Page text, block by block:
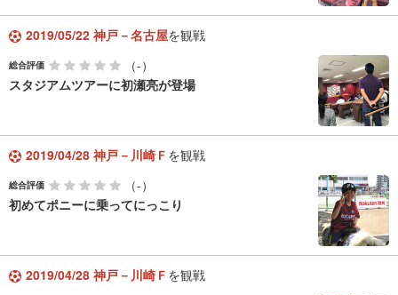
2019/05/22 神戸－名古屋を観戦
総合評価
（-）
スタジアムツアーに初瀬亮が登場
2019/04/28 神戸－川崎Ｆ を観戦
総合評価
（-）
初めてポニーに乗ってにっこり
2019/04/28 神戸－川崎Ｆ を観戦